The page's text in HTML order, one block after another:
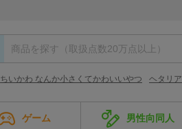
ちいかわ なんか小さくてかわいいやつ ヘタリア
ゲーム 男性向同人